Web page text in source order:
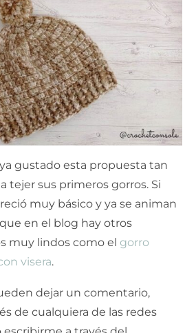
gustado esta propuesta tan
tejer sus primeros gorros. Si
muy básico y ya se animan
en el blog hay otros
muy lindos como el gorro
visera.
dejar un comentario,
de cualquiera de las redes